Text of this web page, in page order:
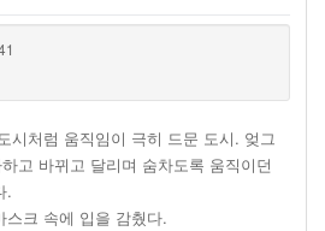
시처럼 움직임이 극히 드문 도시. 엊그
고 바뀌고 달리며 숨차도록 움직이던
.
스크 속에 입을 감췄다.